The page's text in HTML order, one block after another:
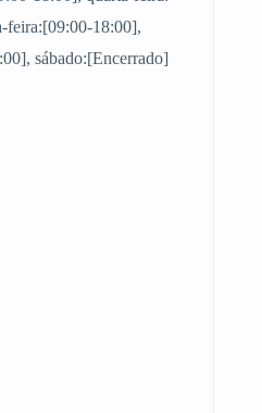
feira:[09:00-18:00],
sábado:[Encerrado]